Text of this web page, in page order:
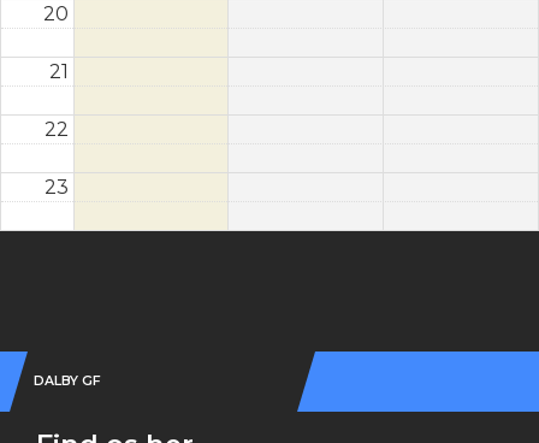
20
21
22
23
DALBY GF